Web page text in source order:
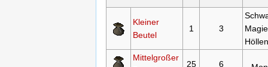
Kleiner
Beutel
1 3
Mittelgroßer
25 6